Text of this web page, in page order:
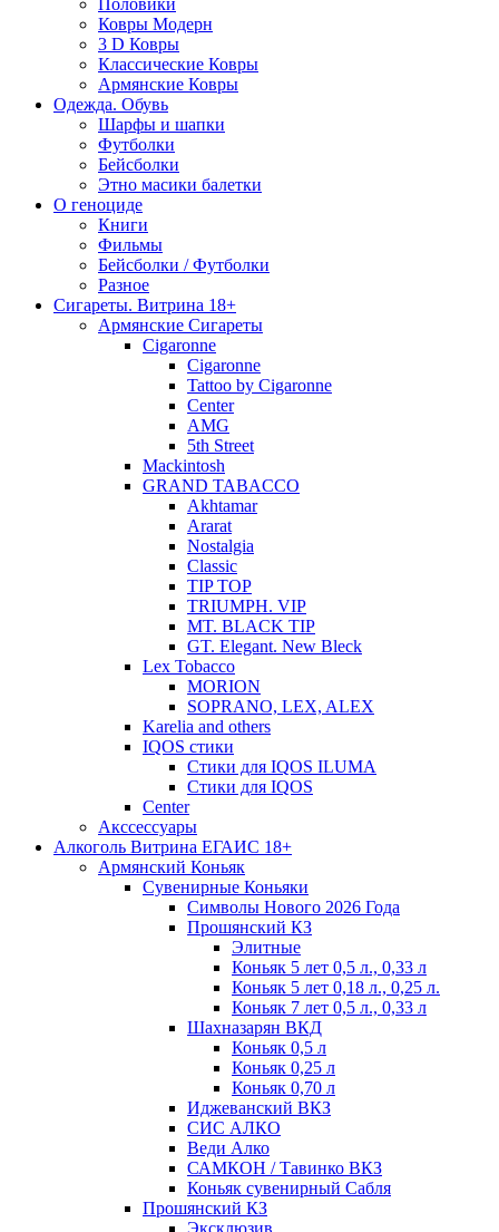
Половики
Ковры Модерн
3 D Ковры
Классические Ковры
Армянские Ковры
Одежда. Обувь
Шарфы и шапки
Футболки
Бейсболки
Этно масики балетки
О геноциде
Книги
Фильмы
Бейсболки / Футболки
Разное
Сигареты. Витрина 18+
Армянские Сигареты
Cigaronne
Cigaronne
Tattoo by Cigaronne
Center
AMG
5th Street
Mackintosh
GRAND TABACCO
Akhtamar
Ararat
Nostalgia
Classic
TIP TOP
TRIUMPH. VIP
MT. BLACK TIP
GT. Elegant. New Bleck
Lex Tobacco
MORION
SOPRANO, LEX, ALEX
Karelia and others
IQOS стики
Стики для IQOS ILUMA
Стики для IQOS
Сenter
Акссессуары
Алкоголь Витрина ЕГАИС 18+
Армянский Коньяк
Сувенирные Коньяки
Символы Нового 2026 Года
Прошянский КЗ
Элитные
Коньяк 5 лет 0,5 л., 0,33 л
Коньяк 5 лет 0,18 л., 0,25 л.
Коньяк 7 лет 0,5 л., 0,33 л
Шахназарян ВКД
Коньяк 0,5 л
Коньяк 0,25 л
Коньяк 0,70 л
Иджеванский ВКЗ
СИС АЛКО
Веди Алко
САМКОН / Тавинко ВКЗ
Коньяк сувенирный Сабля
Прошянский КЗ
Эксклюзив